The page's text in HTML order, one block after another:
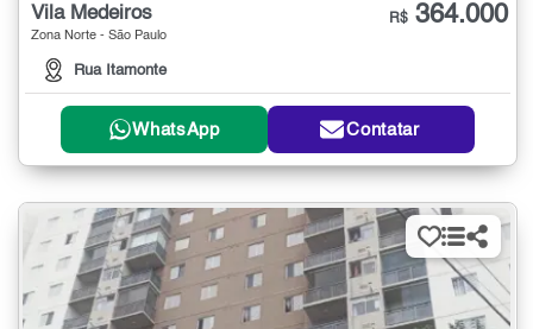
Vila Medeiros
Zona Norte - São Paulo
Rua Itamonte
R$ 364.000
WhatsApp Contatar